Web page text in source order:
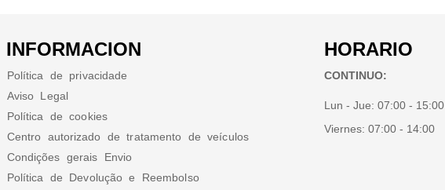
INFORMACION
Política de privacidade
Aviso Legal
Política de cookies
Centro autorizado de tratamento de veículos
Condições gerais Envio
Política de Devolução e Reembolso
HORARIO
CONTINUO:
Lun - Jue:07:00 - 15:00
Viernes:07:00 - 14:00